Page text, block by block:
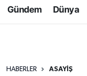
Gündem Dünya
HABERLER ASAYIŞ
Dünya
Ekonomi
Tüm Manşetler
Haber Arşivi